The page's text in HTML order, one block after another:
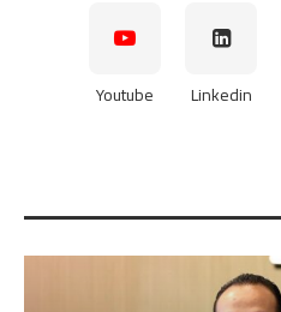
Linkedin
Youtube